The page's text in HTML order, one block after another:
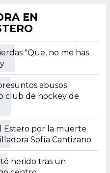
EN
"Que, no me has
abusos
club de hockey de
Estero por la muerte
Sofía Cantizano
herido tras un